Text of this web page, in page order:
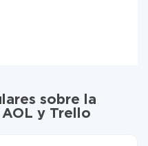
sobre la
y Trello